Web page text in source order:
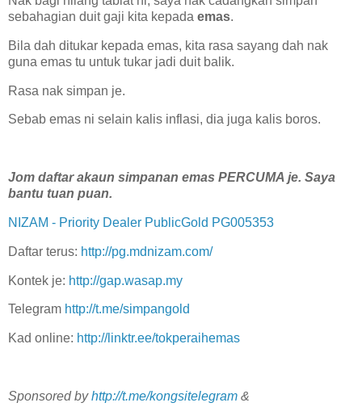
sebahagian duit gaji kita kepada emas.
Bila dah ditukar kepada emas, kita rasa sayang dah nak
guna emas tu untuk tukar jadi duit balik.
Rasa nak simpan je.
Sebab emas ni selain kalis inflasi, dia juga kalis boros.
Jom daftar akaun simpanan emas PERCUMA je. Saya
bantu tuan puan.
NIZAM - Priority Dealer PublicGold PG005353
Daftar terus: http://pg.mdnizam.com/
Kontek je: http://gap.wasap.my
Telegram http://t.me/simpangold
Kad online: http://linktr.ee/tokperaihemas
Sponsored byhttp://t.me/kongsitelegram &